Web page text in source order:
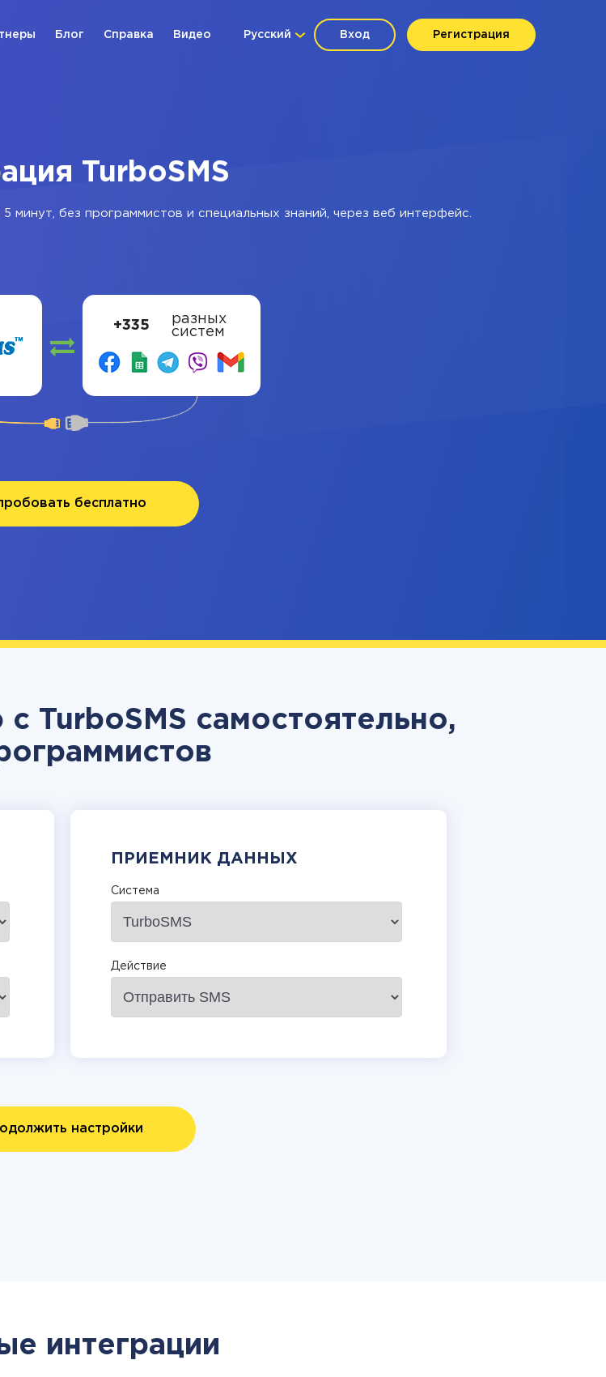
Вход Регистрация
Русский
Блог Справка Видео
TurboSMS
минут, без программистов и специальных знаний, через веб интерфейс.
+335
разных
систем
бесплатно
TurboSMS самостоятельно,
ПРИЕМНИК ДАННЫХ
Система
Действие
настройки
интеграции